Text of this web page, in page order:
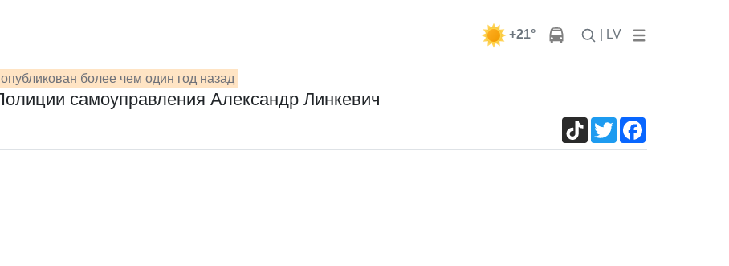
+21° | LV
более чем один год назад
самоуправления Александр Линкевич
TikTokTwitter